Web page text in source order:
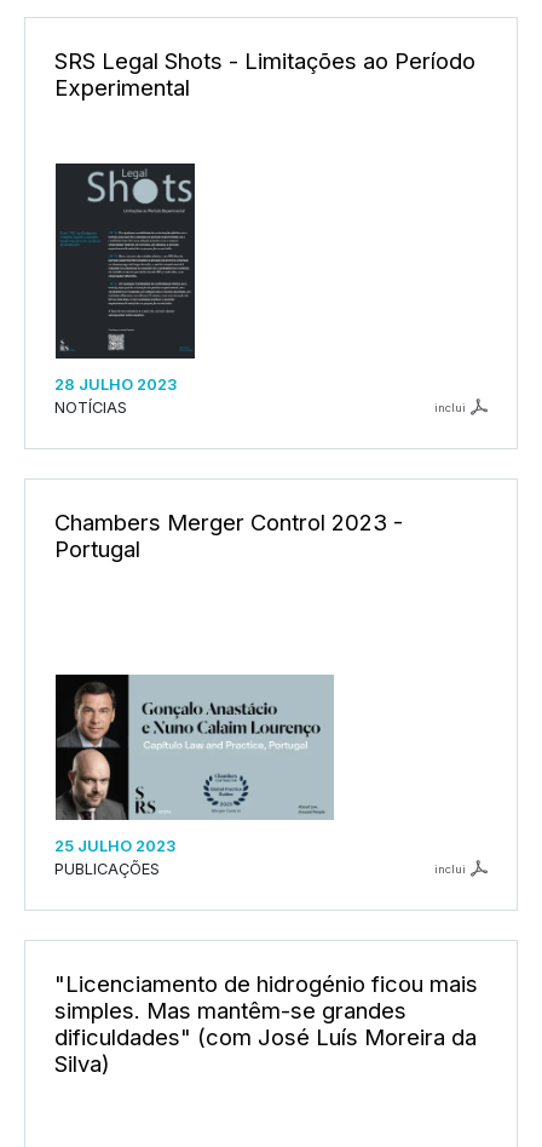
SRS Legal Shots - Limitações ao Período
Experimental
28 JULHO 2023
NOTÍCIAS
inclui
Chambers Merger Control 2023 -
Portugal
25 JULHO 2023
PUBLICAÇÕES
inclui
"Licenciamento de hidrogénio ficou mais
simples. Mas mantêm-se grandes
dificuldades" (com José Luís Moreira da
Silva)